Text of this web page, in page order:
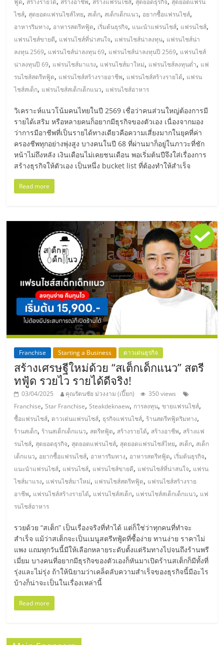
ไทย,
SMEs,
แฟ
รน
ไชส์,
ที่
ปรึกษา
แฟ
รน
ไชส์,
รวม
แฟ
รน
ไชส์
ขาย
แฟ
รน
ไชส์
แฟ
รน
ไชส์
ขาย
หน้า
ฟู้ด สร้างรายได้ สร้างอาชีพ สร้างแฟรนไชส์ สุดยอดธุรกิจ สุดยอดแฟรน
ไชส์, สุดยอดแฟรนไชส์ไทย, สเต็ก, สเต็กเด็กแนว, อยากซื้อแฟรนไชส์,
อาหารริมทาง, อาหารสตรีทฟู้ด, เริ่มต้นธุรกิจ, แนะนำแฟรนไชส์, แฟรนไชส์,
แฟรนไชส์ขายดี, แฟรนไชส์ที่น่าสนใจ, แฟรนไชส์น่าลงทุน, แฟรนไชส์น่า
ลงทุน 2569, แฟรนไชส์น่าลงทุน 69, แฟรนไชส์น่าลงทุนปี 2569, แฟรนไชส์
น่าลงทุนปี 69, แฟรนไชส์มาแรง, แฟรนไชส์มาใหม่, แฟรนไชส์ลงทุนต่ำ, แฟ
รนไชส์สตรีทฟู้ด, แฟรนไชส์สร้างรายอาชีพ, แฟรนไชส์สร้างรายได้, แฟรน
ไชส์สเต็ก, แฟรนไชส์สเต็กเด็กแนว, แฟรนไชส์อาหาร
วิเคราะห์แนวโน้มคนไทยในปี 2569 เชื่อว่าคนส่วนใหญ่ต้องการมี
รายได้เสริม หรือหลายคนก็อยากมีธุรกิจของตัวเอง เนื่องจากมอง
ว่าการมีอาชีพที่เป็นรายได้ทางเดียวคือความเสี่ยงมากในยุคที่ค่า
ครองชีพทุกอย่างพุ่งสูง บางคนในปี 68 ที่ผ่านมาก็อยู่ในภาวะที่ชัก
หน้าไม่ถึงหลัง เงินเดือนไม่เคยชนเดือน พอเริ่มต้นปีจึงใส่เรื่องการ
สร้างธุรกิจให้ตัวเอง เป็นหนึ่ง bucket list ที่ต้องทำให้สำเร็จ
Read more
Franchise Starting a Business ดาวเด่นธุรกิจ
สร้างเศรษฐีใหม่ด้วย “สเต็กเด็กแนว” สตรี
ทฟู้ด รวยไว รายได้ดีจริง!
03/04/2025 คุณรัตนชัย ม่วงงาม (เปี๊ยก)
350 views
Franchise,Star Franchise,Steakdeknaew, การลงทุน,ขายแฟรนไชส์,
ซื้อแฟรนไชส์, ดาวเด่นแฟรนไชส์, ธุรกิจแฟรนไชส์, ร้านสตรีทฟู้ดริมทาง,
ร้านสเต็ก, ร้านสเต็กเด็กแนว, สตรีทฟู้ด, สร้างรายได้, สร้างอาชีพ, สร้างแฟ
รนไชส์, สุดยอดธุรกิจ, สุดยอดแฟรนไชส์, สุดยอดแฟรนไชส์ไทย, สเต็ก, สเต็ก
เด็กแนว, อยากซื้อแฟรนไชส์, อาหารริมทาง, อาหารสตรีทฟู้ด, เริ่มต้นธุรกิจ,
แนะนำแฟรนไชส์, แฟรนไชส์, แฟรนไชส์ขายดี, แฟรนไชส์ที่น่าสนใจ, แฟรน
ไชส์มาแรง, แฟรนไชส์มาใหม่, แฟรนไชส์สตรีทฟู้ด, แฟรนไชส์สร้างราย
อาชีพ, แฟรนไชส์สร้างรายได้, แฟรนไชส์สเต็ก, แฟรนไชส์สเต็กเด็กแนว, แฟ
รนไชส์อาหาร
รวยด้วย “สเต็ก” เป็นเรื่องจริงที่ทำได้ แต่ก็ใช่ว่าทุกคนที่ทำจะ
สำเร็จ แม้ว่าสเต็กจะเป็นเมนูสตรีทฟู้ดที่ซื้อง่าย ทานง่าย ราคาไม่
แพง แถมทุกวันนี้มีให้เลือกหลายระดับตั้งแต่ริมทางไปจนถึงร้านพรี
เมี่ยม บางคนที่อยากมีธุรกิจของตัวเองก็หันมาเปิดร้านสเต็กก็มีทั้งที่
รุ่งและไม่รุ่ง ถ้าให้นิยามว่าเคล็ดลับความสำเร็จของธุรกิจนี้มีอะไร
บ้างก็น่าจะเป็นในเรื่องเหล่านี้
Read more